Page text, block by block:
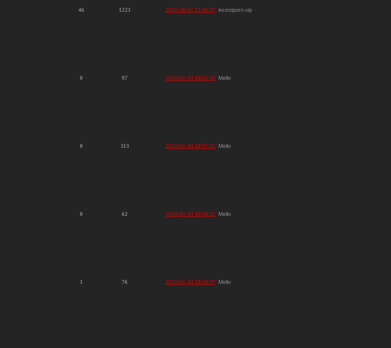
46 1223 2022-06-07 21:46:37 incestporn.vip
0 97 2010-01-24 18:51:26 Mello
0 113 2010-01-24 18:47:21 Mello
0 62 2010-01-24 18:46:31 Mello
1 76 2010-01-24 18:45:07 Mello